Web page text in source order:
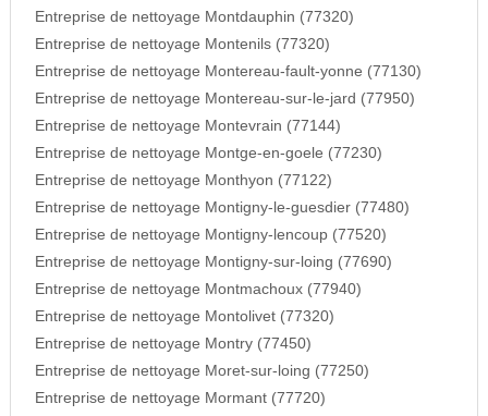
Entreprise de nettoyage Montdauphin (77320)
Entreprise de nettoyage Montenils (77320)
Entreprise de nettoyage Montereau-fault-yonne (77130)
Entreprise de nettoyage Montereau-sur-le-jard (77950)
Entreprise de nettoyage Montevrain (77144)
Entreprise de nettoyage Montge-en-goele (77230)
Entreprise de nettoyage Monthyon (77122)
Entreprise de nettoyage Montigny-le-guesdier (77480)
Entreprise de nettoyage Montigny-lencoup (77520)
Entreprise de nettoyage Montigny-sur-loing (77690)
Entreprise de nettoyage Montmachoux (77940)
Entreprise de nettoyage Montolivet (77320)
Entreprise de nettoyage Montry (77450)
Entreprise de nettoyage Moret-sur-loing (77250)
Entreprise de nettoyage Mormant (77720)